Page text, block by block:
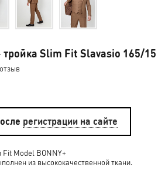
Slim Fit Slavasio 165/15
регистрации на сайте
Model BONNY+
из высококачественной ткани.